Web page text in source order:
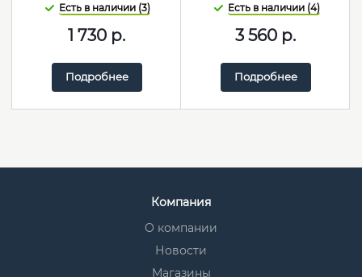
Есть в наличии (3)
1 730 р.
Подробнее
Есть в наличии (4)
3 560 р.
Подробнее
Компания
О компании
Новости
Магазины